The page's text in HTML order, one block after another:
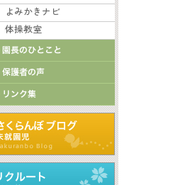
よみかきナビ
体操教室